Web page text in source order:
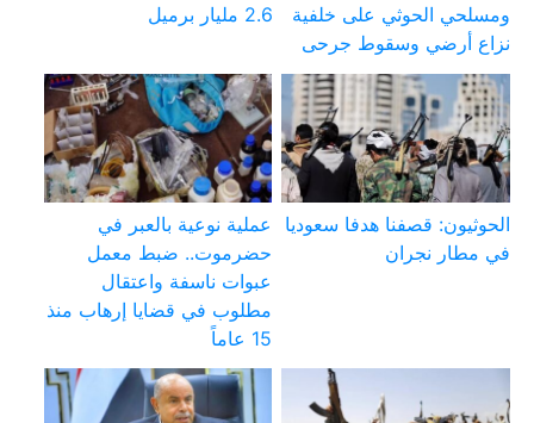
ومسلحي الحوثي على خلفية
نزاع أرضي وسقوط جرحى
2.6 مليار برميل
الحوثيون: قصفنا هدفا سعوديا
في مطار نجران
عملية نوعية بالعبر في
حضرموت.. ضبط معمل
عبوات ناسفة واعتقال
مطلوب في قضايا إرهاب منذ
15 عاماً